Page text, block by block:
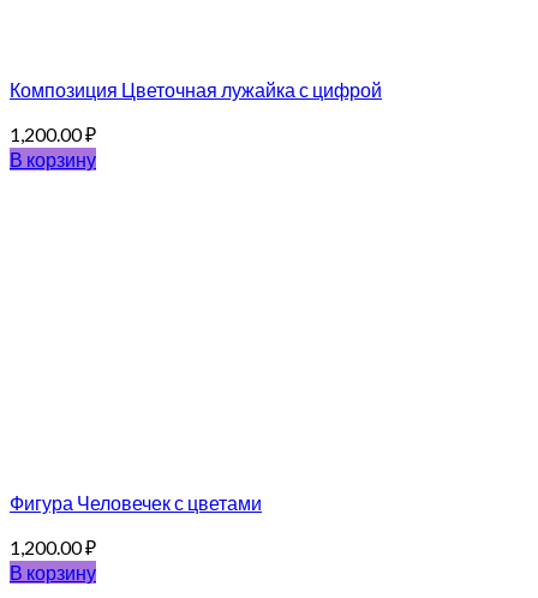
Композиция Цветочная лужайка с цифрой
1,200.00₽
В корзину
Фигура Человечек с цветами
1,200.00₽
В корзину